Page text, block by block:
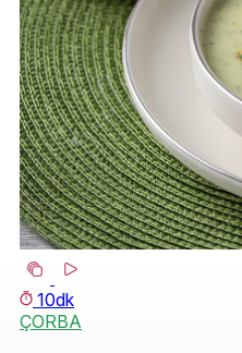
10dk
ÇORBA